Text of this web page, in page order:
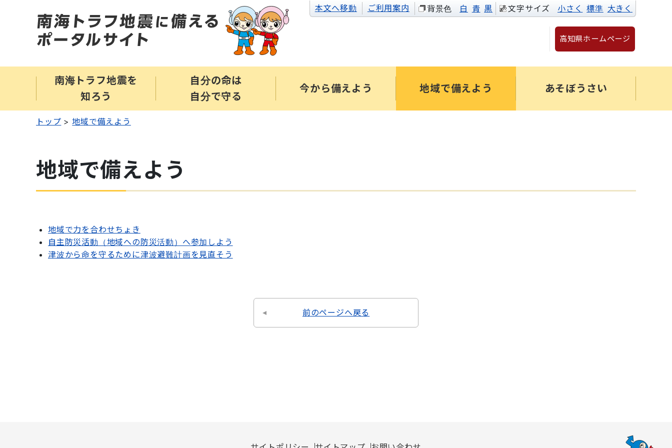
本文へ移動 ご利用案内 背景色 白 青 黒 文字サイズ 小さく 標準 大きく
高知県ホームページ
南海トラフ地震を
知ろう
自分の命は
自分で守る
今から備えよう 地域で備えよう あそぼうさい
トップ 地域で備えよう
地域で備えよう
地域で力を合わせちょき
自主防災活動（地域への防災活動）へ参加しよう
津波から命を守るために津波避難計画を見直そう
前のページへ戻る